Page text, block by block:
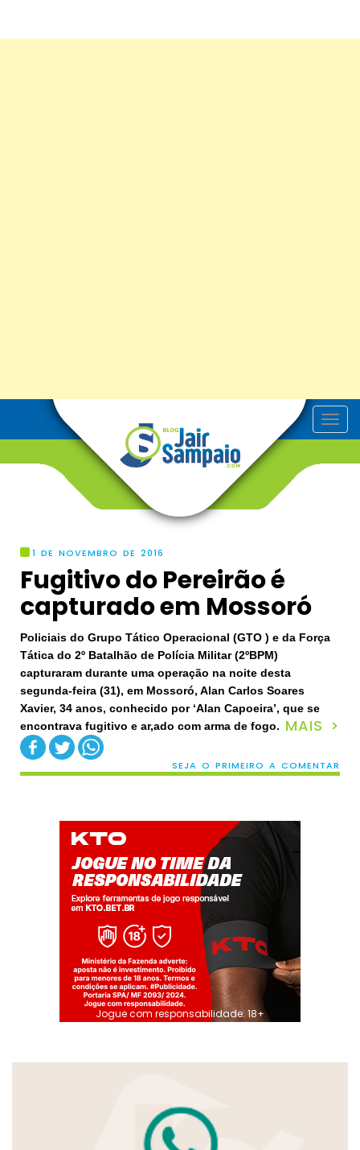
T
o
1 DE NOVEMBRO DE 2016
Fugitivo do Pereirão é
capturado em Mossoró
Policiais do Grupo Tático Operacional (GTO ) e da Força
Tática do 2º Batalhão de Polícia Militar (2ºBPM)
capturaram durante uma operação na noite desta
segunda-feira (31), em Mossoró, Alan Carlos Soares
Xavier, 34 anos, conhecido por ‘Alan Capoeira’, que se
encontrava fugitivo e ar,ado com arma de fogo. MAIS >
SEJA O PRIMEIRO A COMENTAR
Jogue com responsabilidade. 18+